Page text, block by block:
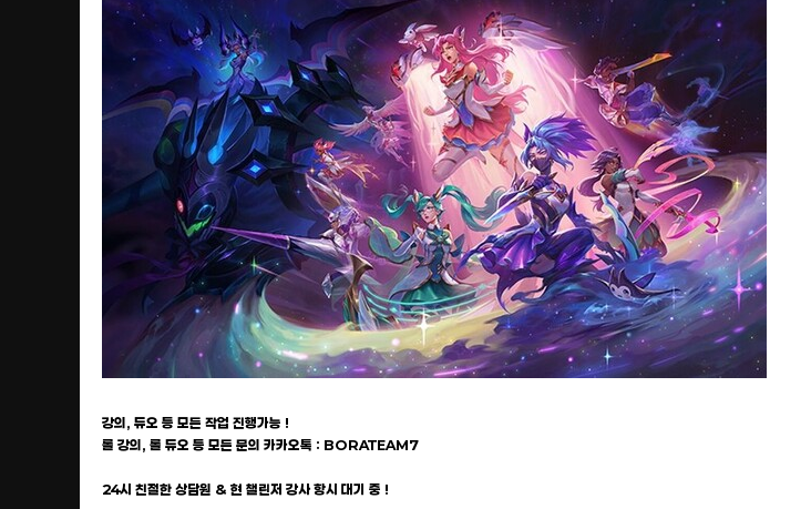
강의, 듀오 등 모든 작업 진행가능 !
롤 강의, 롤 듀오 등 모든 문의 카카오톡 : BORATEAM7
24시 친절한 상담원 & 현 챌린저 강사 항시 대기 중 !